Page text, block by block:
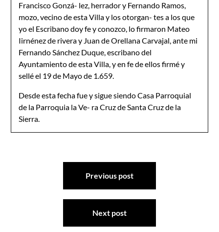
Francisco Gonzá- lez, herrador y Fernando Ramos,
mozo, vecino de esta Villa y los otorgan- tes a los que
yo el Escribano doy fe y conozco, lo firmaron Mateo
Iirnénez de rivera y Juan de Orellana Carvajal, ante mi
Fernando Sánchez Duque, escribano del
Ayuntamiento de esta Villa, y en fe de ellos firmé y
sellé el 19 de Mayo de 1.659.
Desde esta fecha fue y sigue siendo Casa Parroquial
de la Parroquia la Ve- ra Cruz de Santa Cruz de la
Sierra.
Navegación
entradas
Previous post
Next post